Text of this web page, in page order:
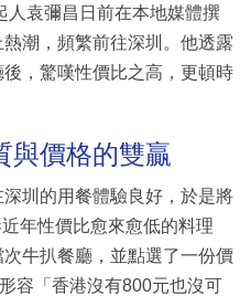
人袁彌昌日前在本地媒體撰
潮，頻繁前往深圳。他透露
，驚嘆性價比之高，更頓時
與價格的雙贏
圳的用餐體驗良好，於是將
年性價比愈來愈低的料理
次牛扒餐廳，並點選了一份價
容「香港沒有800元也沒可